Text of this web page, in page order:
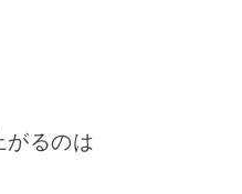
がるのは